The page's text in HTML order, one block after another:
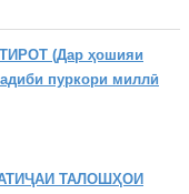
(Дар ҳошияи
пуркори миллӣ
ТАЛОШҲОИ